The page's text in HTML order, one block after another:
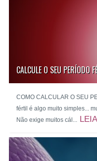
CALCULE O SEU PERÍODO
COMO CALCULAR O SEU
fértil é algo muito simples...
Não exige muitos cál...